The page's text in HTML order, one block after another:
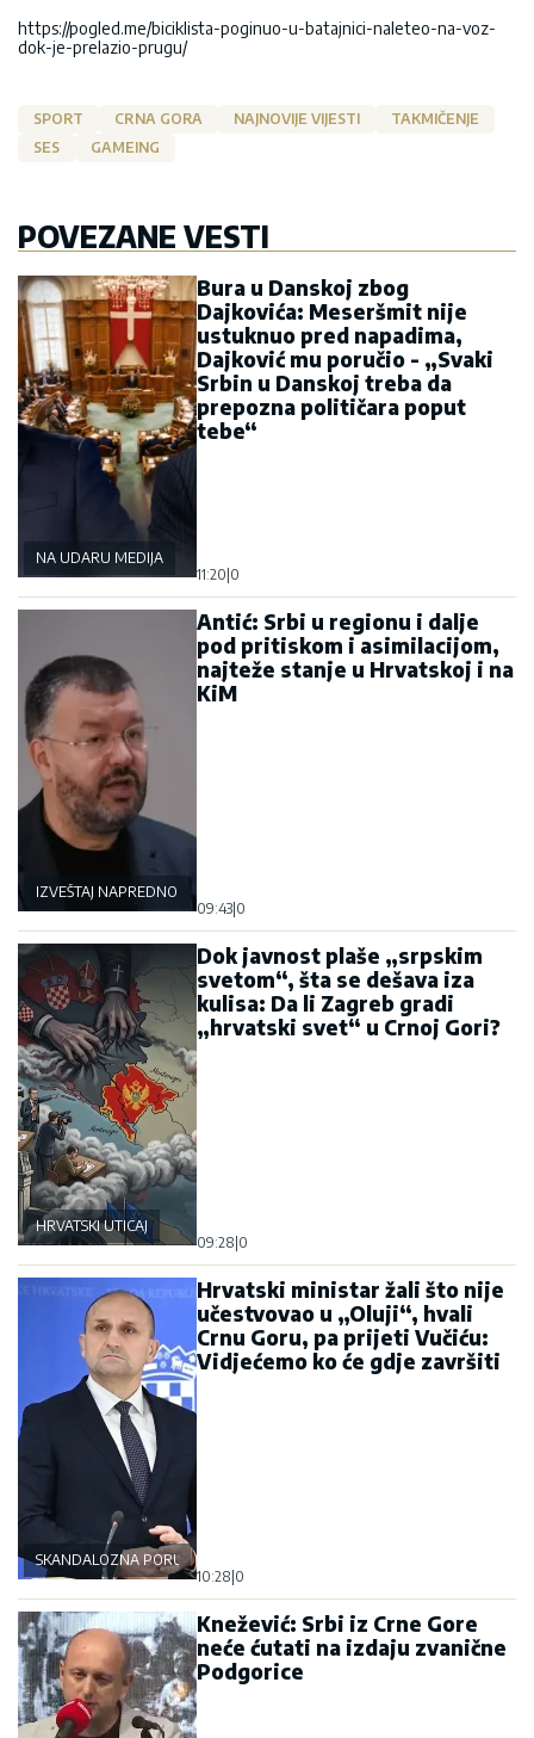
https://pogled.me/biciklista-poginuo-u-batajnici-naleteo-na-voz-
dok-je-prelazio-prugu/
SPORT CRNA GORA NAJNOVIJE VIJESTI
TAKMIČENJE
SES
GAMEING
POVEZANE VESTI
NA UDARU MEDIJA
Bura u Danskoj zbog
Dajkovića: Meseršmit nije
ustuknuo pred napadima,
Dajković mu poručio - „Svaki
Srbin u Danskoj treba da
prepozna političara poput
tebe“
11:20 0
IZVEŠTAJ NAPREDNOG KLUBA
Antić: Srbi u regionu i dalje
pod pritiskom i asimilacijom,
najteže stanje u Hrvatskoj i na
KiM
09:43 0
HRVATSKI UTICAJ
Dok javnost plaše „srpskim
svetom“, šta se dešava iza
kulisa: Da li Zagreb gradi
„hrvatski svet“ u Crnoj Gori?
09:28 0
SKANDALOZNA PORUKA
Hrvatski ministar žali što nije
učestvovao u „Oluji“, hvali
Crnu Goru, pa prijeti Vučiću:
Vidjećemo ko će gdje završiti
10:28 0
Knežević: Srbi iz Crne Gore
neće ćutati na izdaju zvanične
Podgorice